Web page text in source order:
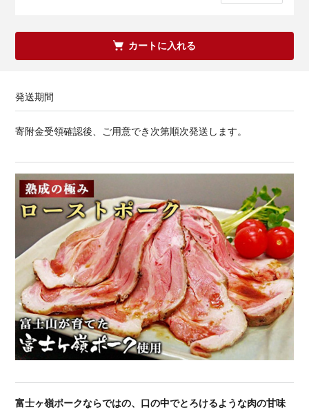
カートに入れる
発送期間
寄附金受領確認後、ご用意でき次第順次発送します。
富士ヶ嶺ポークならではの、口の中でとろけるような肉の甘味